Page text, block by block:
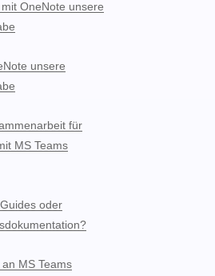
OneNote unsere
unsere
für
MS Teams
oder
MS Teams